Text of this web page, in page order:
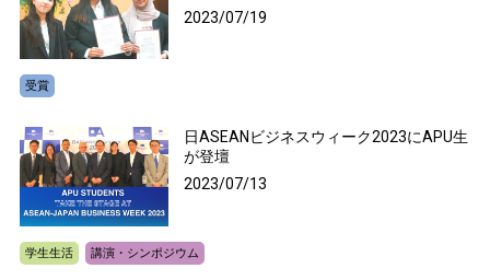
2023/07/19
受賞
日ASEANビジネスウィーク2023にAPU生
が登壇
2023/07/13
学生生活 講演・シンポジウム